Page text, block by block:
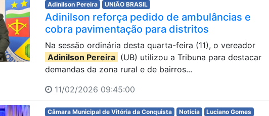
Adinilson Pereira
UNIÃO BRASIL
Adinilson reforça pedido de ambulâncias e
cobra pavimentação para distritos
Na sessão ordinária desta quarta-feira (11), o vereador
Adinilson Pereira (UB) utilizou a Tribuna para destacar
demandas da zona rural e de bairros...
11/02/2026 09:45:00
Câmara Municipal de Vitória da Conquista Notícia
Luciano Gomes